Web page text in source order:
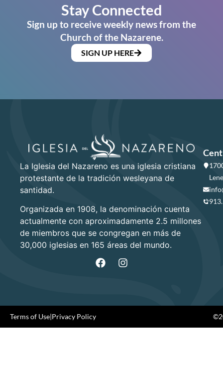
Stay Connected
Sign up to receive weekly news from the
Church of the Nazarene.
SIGN UP HERE
La Iglesia del Nazareno es una iglesia cristiana
protestante de la tradición wesleyana de
santidad.
Organizada en 1908, la denominación cuenta
actualmente con aproximadamente 2.5 millones
de miembros que se congregan en más de
30,000 iglesias en 165 áreas del mundo.
Terms of Use|Privacy Policy